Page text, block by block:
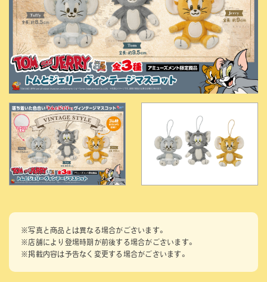
※写真と商品とは異なる場合がございます。
※店舗により登場時期が前後する場合がございます。
※掲載内容は予告なく変更する場合がございます。